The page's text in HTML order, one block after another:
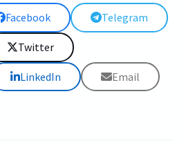
Facebook Telegram
Twitter
LinkedIn Email